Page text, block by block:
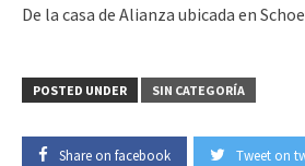
De la casa de Alianza ubicada en
POSTED UNDER SIN CATEGORÍA
Share on facebook Tweet on